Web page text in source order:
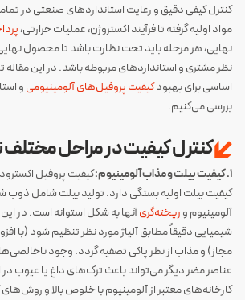
کنترل کیفی دقیق و رعایت استانداردهای صنعتی در
مواد اولیه گرفته تا فرآیند اکستروژن، عملیات حرارتی،
نهایی، هر مرحله باید تحت نظارت باشد تا محصول
نظر مشتری و استانداردهای مربوطه باشد. در این
اساسی برای بهبودکیفیت پروفیل‌های آلومینیومیو
بررسی می‌کنیم.
کنترل کیفیت در مراحل مختلف
۱. کیفیت بیلت و مذاب آلومینیوم:
کیفیت پروفیل
کیفیت بیلت اولیه بستگی دارد. تولید بیلت شامل
آلومینیوم وریخته‌گریآنها به شکل استوانه است. در
شیمیایی دقیقاً مطابق آلیاژ مورد نظر تنظیم شود (با
مجاز) و مذاب از نظر پاکی تصفیه گردد​. وجود
عناصر مضر دیگر می‌تواند باعث ترک‌های داغ یا عیوب در
کارخانه‌های معتبر از آلومینیوم با خلوص بالا و روش‌های